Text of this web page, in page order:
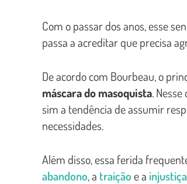
Com o passar dos anos, esse
passa a acreditar que precisa
De acordo com Bourbeau, o
máscara do masoquista.
sim a tendência de assumir
necessidades.
Além disso, essa ferida
abandono, a traição e a injustiça